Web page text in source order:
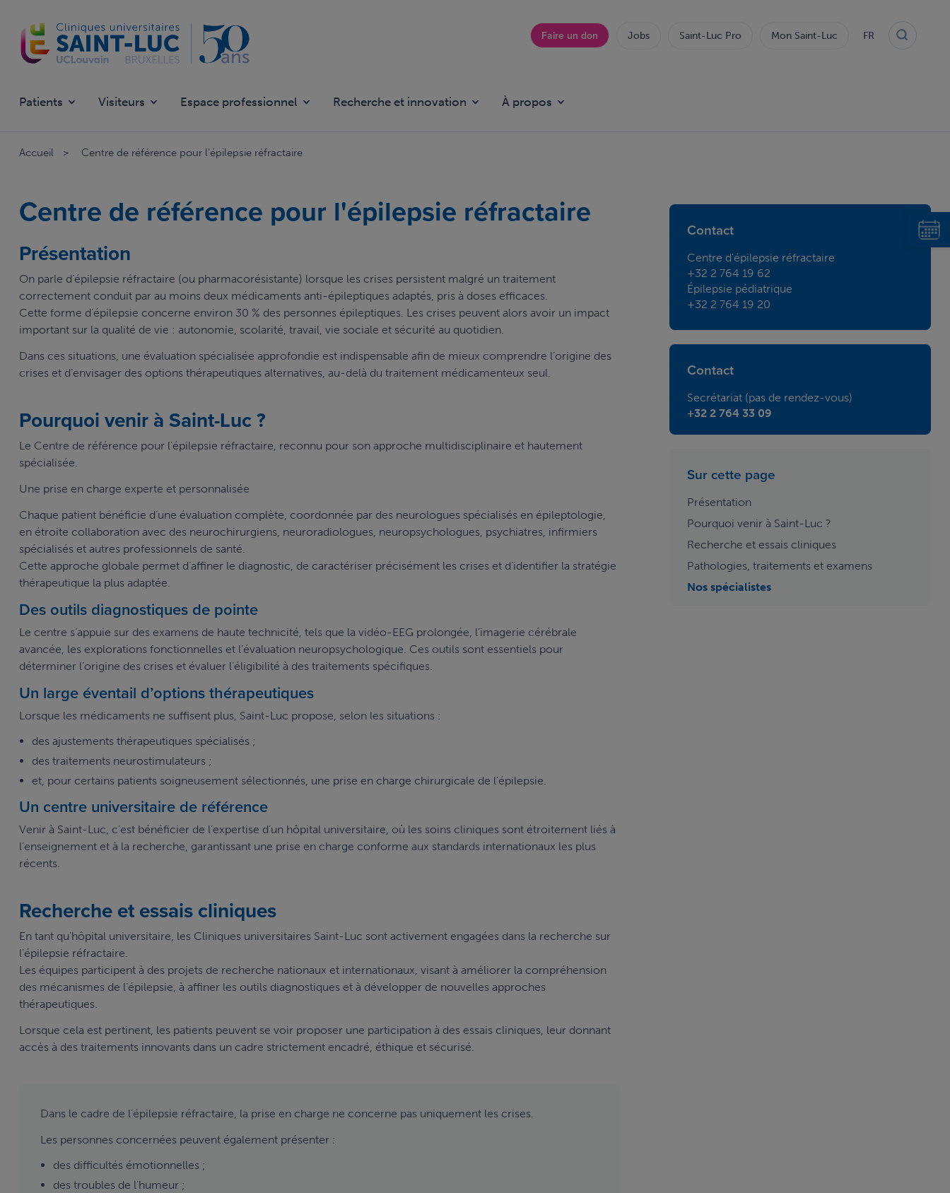
contenu
principal
TopFaire un don Jobs Saint-Luc Pro Mon Saint-Luc FR
Patients Visiteurs Espace professionnel Recherche et innovation À propos
Accueil Centre de référence pour l'épilepsie réfractaire
Centre de référence pour l'épilepsie réfractaire
Présentation
On parle d’épilepsie réfractaire (ou pharmacorésistante) lorsque les crises persistent malgré un traitement
correctement conduit par au moins deux médicaments anti-épileptiques adaptés, pris à doses efficaces.
Cette forme d’épilepsie concerne environ 30 % des personnes épileptiques. Les crises peuvent alors avoir un impact
important sur la qualité de vie : autonomie, scolarité, travail, vie sociale et sécurité au quotidien.
Dans ces situations, une évaluation spécialisée approfondie est indispensable afin de mieux comprendre l’origine des
crises et d’envisager des options thérapeutiques alternatives, au-delà du traitement médicamenteux seul.
Pourquoi venir à Saint-Luc ?
Le Centre de référence pour l’épilepsie réfractaire, reconnu pour son approche multidisciplinaire et hautement
spécialisée.
Une prise en charge experte et personnalisée
Chaque patient bénéficie d’une évaluation complète, coordonnée par des neurologues spécialisés en épileptologie,
en étroite collaboration avec des neurochirurgiens, neuroradiologues, neuropsychologues, psychiatres, infirmiers
spécialisés et autres professionnels de santé.
Cette approche globale permet d’affiner le diagnostic, de caractériser précisément les crises et d’identifier la stratégie
thérapeutique la plus adaptée.
Des outils diagnostiques de pointe
Le centre s’appuie sur des examens de haute technicité, tels que la vidéo-EEG prolongée, l’imagerie cérébrale
avancée, les explorations fonctionnelles et l’évaluation neuropsychologique. Ces outils sont essentiels pour
déterminer l’origine des crises et évaluer l’éligibilité à des traitements spécifiques.
Un large éventail d’options thérapeutiques
Lorsque les médicaments ne suffisent plus, Saint-Luc propose, selon les situations :
des ajustements thérapeutiques spécialisés ;
des traitements neurostimulateurs ;
et, pour certains patients soigneusement sélectionnés, une prise en charge chirurgicale de l’épilepsie.
Un centre universitaire de référence
Venir à Saint-Luc, c’est bénéficier de l’expertise d’un hôpital universitaire, où les soins cliniques sont étroitement liés à
l’enseignement et à la recherche, garantissant une prise en charge conforme aux standards internationaux les plus
récents.
Recherche et essais cliniques
En tant qu’hôpital universitaire, les Cliniques universitaires Saint-Luc sont activement engagées dans la recherche sur
l’épilepsie réfractaire.
Les équipes participent à des projets de recherche nationaux et internationaux, visant à améliorer la compréhension
des mécanismes de l’épilepsie, à affiner les outils diagnostiques et à développer de nouvelles approches
thérapeutiques.
Lorsque cela est pertinent, les patients peuvent se voir proposer une participation à des essais cliniques, leur donnant
accès à des traitements innovants dans un cadre strictement encadré, éthique et sécurisé.
Dans le cadre de l’épilepsie réfractaire, la prise en charge ne concerne pas uniquement les crises.
Les personnes concernées peuvent également présenter :
des difficultés émotionnelles ;
des troubles de l’humeur ;
Contact
Centre d'épilepsie réfractaire
+32 2 764 19 62
Épilepsie pédiatrique
+32 2 764 19 20
Contact
Secrétariat (pas de rendez-vous)
+32 2 764 33 09
Sur cette page
Présentation
Pourquoi venir à Saint-Luc ?
Recherche et essais cliniques
Pathologies, traitements et examens
Nos spécialistes